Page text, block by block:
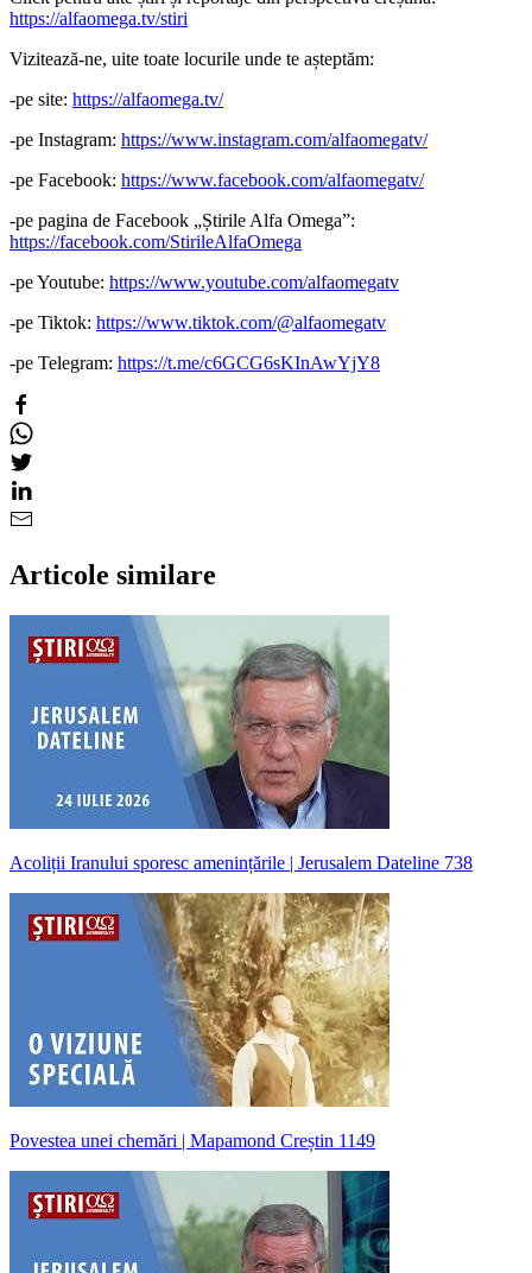
https://alfaomega.tv/stiri
Vizitează-ne, uite toate locurile unde te așteptăm:
-pe site: https://alfaomega.tv/
-pe Instagram: https://www.instagram.com/alfaomegatv/
-pe Facebook: https://www.facebook.com/alfaomegatv/
-pe pagina de Facebook „Știrile Alfa Omega”:
https://facebook.com/StirileAlfaOmega
-pe Youtube: https://www.youtube.com/alfaomegatv
-pe Tiktok: https://www.tiktok.com/@alfaomegatv
-pe Telegram: https://t.me/c6GCG6sKInAwYjY8
Articole similare
Acoliții Iranului sporesc amenințările | Jerusalem Dateline 738
Povestea unei chemări | Mapamond Creștin 1149